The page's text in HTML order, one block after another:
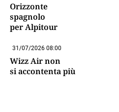
Orizzonte
spagnolo
per Alpitour
31/07/2026 08:00
Wizz Air non
si accontenta più